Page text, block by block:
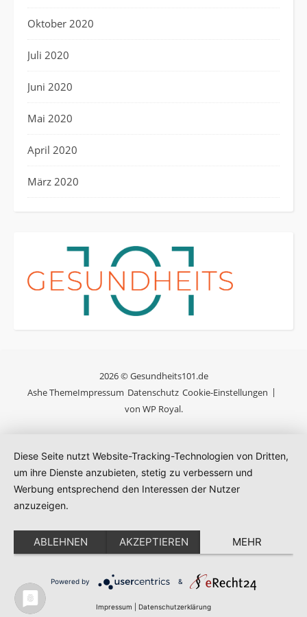
Oktober 2020
Juli 2020
Juni 2020
Mai 2020
April 2020
März 2020
2026 © Gesundheits101.de
Impressum Datenschutz Cookie-Einstellungen
Ashe Theme
von WP Royal.
Diese Seite nutzt Website-Tracking-Technologien von Dritten,
um ihre Dienste anzubieten, stetig zu verbessern und
Werbung entsprechend den Interessen der Nutzer
anzuzeigen.
ABLEHNEN AKZEPTIEREN MEHR
Powered by &
Impressum Datenschutzerklärung